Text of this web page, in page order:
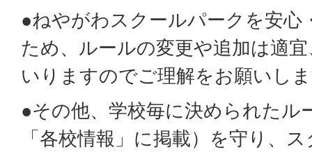
●ねやがわスクールパークを安心
ため、ルールの変更や追加は適
いりますのでご理解をお願いし
●その他、学校毎に決められたル
「各校情報」に掲載）を守り、